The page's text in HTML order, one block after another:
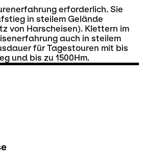
erforderlich. Sie
in steilem Gelände
von Harscheisen). Klettern im
auch in steilem
für Tagestouren mit bis
und bis zu 1500Hm.